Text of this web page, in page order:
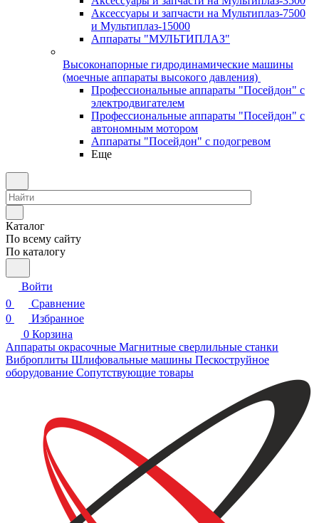
Аксессуары и запчасти на Мультиплаз-7500
и Мультиплаз-15000
Аппараты "МУЛЬТИПЛАЗ"
Высоконапорные гидродинамические машины
(моечные аппараты высокого давления)
Профессиональные аппараты "Посейдон" с
электродвигателем
Профессиональные аппараты "Посейдон" с
автономным мотором
Аппараты "Посейдон" с подогревом
Еще
Каталог
По всему сайту
По каталогу
Войти
0
Сравнение
0
Избранное
0 Корзина
Аппараты окрасочные Магнитные сверлильные станки
Виброплиты Шлифовальные машины Пескоструйное
оборудование Сопутствующие товары